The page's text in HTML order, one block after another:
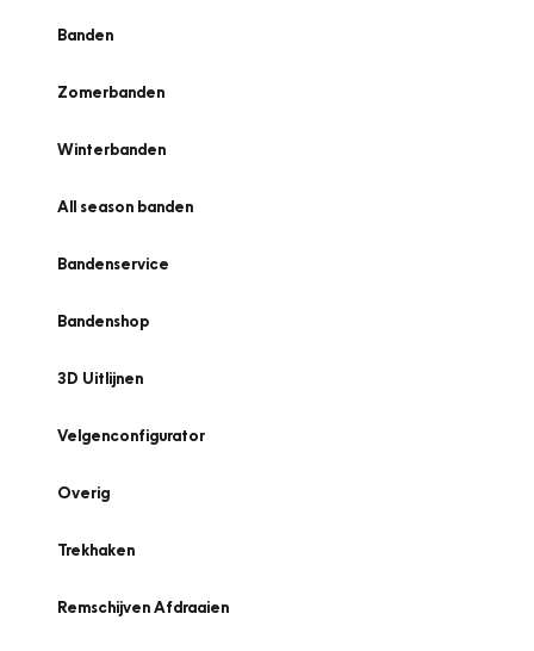
Banden
Zomerbanden
Winterbanden
All season banden
Bandenservice
Bandenshop
3D Uitlijnen
Velgenconfigurator
Overig
Trekhaken
Remschijven Afdraaien